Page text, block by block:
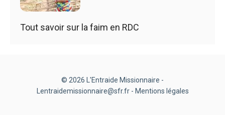
Tout savoir sur la faim en RDC
© 2026 L'Entraide Missionnaire -
Lentraidemissionnaire@sfr.fr - Mentions légales